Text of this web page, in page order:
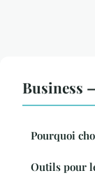
Business
Pourquoi
Outils pour